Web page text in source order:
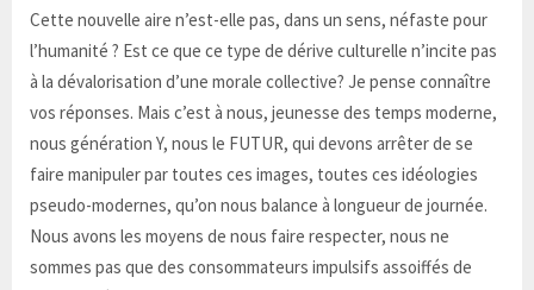
Cette nouvelle aire n’est-elle pas, dans un sens, néfaste pour
l’humanité ? Est ce que ce type de dérive culturelle n’incite pas
à la dévalorisation d’une morale collective? Je pense connaître
vos réponses. Mais c’est à nous, jeunesse des temps moderne,
nous génération Y, nous le FUTUR, qui devons arrêter de se
faire manipuler par toutes ces images, toutes ces idéologies
pseudo-modernes, qu’on nous balance à longueur de journée.
Nous avons les moyens de nous faire respecter, nous ne
sommes pas que des consommateurs impulsifs assoiffés de